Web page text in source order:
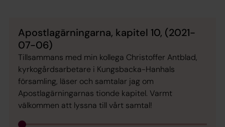
Apostlagärningarna, kapitel 10, (2021-
07-06)
Tillsammans med min kollega Christoffer Antblad,
kyrkogårdsarbetare i Kungsbacka-Hanhals
församling, läser och samtalar jag om
Apostlagärningarnas tionde kapitel. Varmt
välkommen att lyssna till vårt samtal!